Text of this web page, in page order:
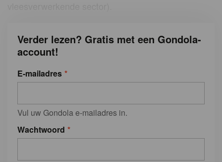
Verder lezen? Gratis met een Gondola-
account!
E-mailadres
Vul uw Gondola e-mailadres in.
Wachtwoord